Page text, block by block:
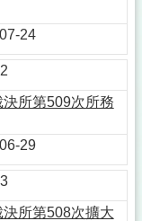
24
2
所第509次所務
29
3
所第508次擴大